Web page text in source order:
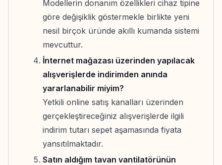
Modellerin donanım özellikleri cihaz tipine
göre değişiklik göstermekle birlikte yeni
nesil birçok üründe akıllı kumanda sistemi
mevcuttur.
İnternet mağazası üzerinden yapılacak
alışverişlerde indirimden anında
yararlanabilir miyim?
Yetkili online satış kanalları üzerinden
gerçekleştireceğiniz alışverişlerde ilgili
indirim tutarı sepet aşamasında fiyata
yansıtılmaktadır.
Satın aldığım tavan vantilatörünün